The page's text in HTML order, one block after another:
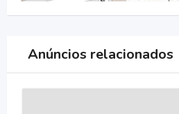
Anúncios relacionados